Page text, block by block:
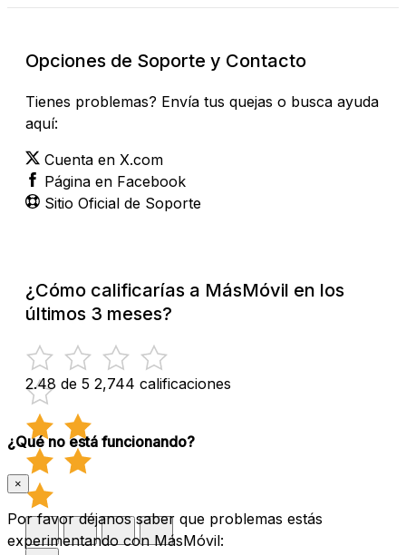
Opciones de Soporte y Contacto
Tienes problemas? Envía tus quejas o busca ayuda
aquí:
Cuenta en X.com
Página en Facebook
Sitio Oficial de Soporte
¿Cómo calificarías a MásMóvil en los
últimos 3 meses?
2.48 de 5 2,744 calificaciones
¿Qué no está funcionando?
×
Por favor déjanos saber que problemas estás
experimentando con MásMóvil: